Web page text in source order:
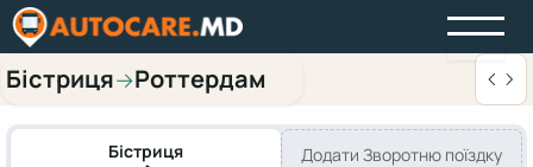
Бістриця→Роттердам
Бістриця Додати Зворотню поїздку